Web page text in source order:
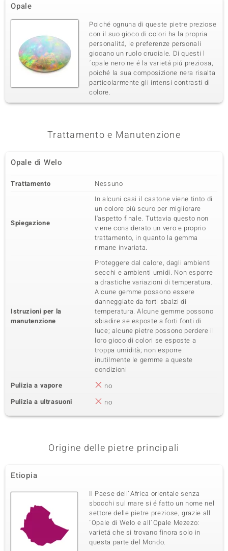
Varietà delle gemme
Topazio Bianco 12 à 2 mm
0,482 ct
Taglio
Taglio rotondo
Montatura
Incastonatura a griffe
Origine
Nigeria
Opale
Poiché ognuna di queste pietre preziose
con il suo gioco di colori ha la propria
personalitá, le preferenze personali
giocano un ruolo cruciale. Di questi l
´opale nero ne é la varietá piú preziosa,
poiché la sua composizione nera risalta
particolarmente gli intensi contrasti di
colore.
Trattamento e Manutenzione
Opale di Welo
Trattamento Nessuno
Spiegazione
In alcuni casi il castone viene tinto di
un colore più scuro per migliorare
l'aspetto finale. Tuttavia questo non
viene considerato un vero e proprio
trattamento, in quanto la gemma
rimane invariata.
Istruzioni per la
manutenzione
Proteggere dal calore, dagli ambienti
secchi e ambienti umidi. Non esporre
a drastiche variazioni di temperatura.
Alcune gemme possono essere
danneggiate da forti sbalzi di
temperatura. Alcune gemme possono
sbiadire se esposte a forti fonti di
luce; alcune pietre possono perdere il
loro gioco di colori se esposte a
troppa umidità; non esporre
inutilmente le gemme a queste
condizioni
Pulizia a vapore
no
Pulizia a ultrasuoni
no
Origine delle pietre principali
Etiopia
Il Paese dell´Africa orientale senza
sbocchi sul mare si é fatto un nome nel
settore delle pietre preziose, grazie all
´Opale di Welo e all´Opale Mezezo:
varietá che si trovano finora solo in
questa parte del Mondo.